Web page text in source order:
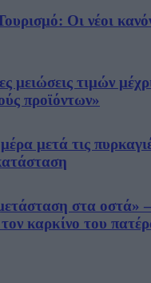
Οι νέοι
μειώσεις τιμών
προϊόντων»
μετά τις
στα οστά»
καρκίνο του